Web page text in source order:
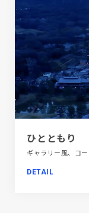
ひとともり
DETAIL